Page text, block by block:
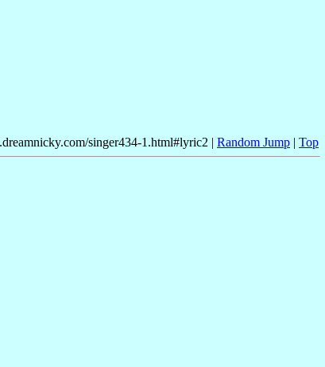
singer434-1.html#lyric2 | Random Jump | Top